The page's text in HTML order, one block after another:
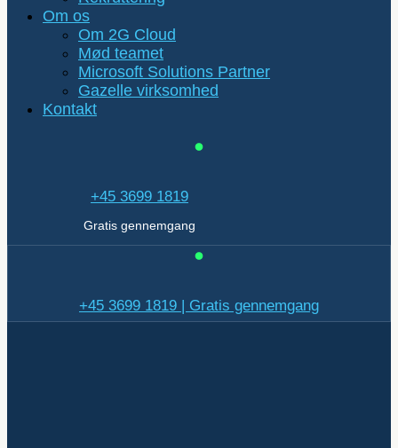
Om os
Om 2G Cloud
Mød teamet
Microsoft Solutions Partner
Gazelle virksomhed
Kontakt
+45 3699 1819
Gratis gennemgang
+45 3699 1819 | Gratis gennemgang